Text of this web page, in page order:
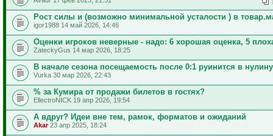
Рост силы и (возможно минимальной усталости ) в
igor1988 14 май 2026, 14:46
Оценки игроков неверные - надо: 6 хорошая оценка, 5
ZateckyGus 14 мар 2026, 18:25
В начале сезона посещаемость после 0:1 руинится в нулину
Vurka 30 мар 2026, 22:43
% за Кумира от продажи билетов в гостях?
EllectroNICK 19 апр 2026, 19:54
А вдруг? Идеи вне тем, рамок, форматов и ожиданий
Akar23 апр 2025, 18:24